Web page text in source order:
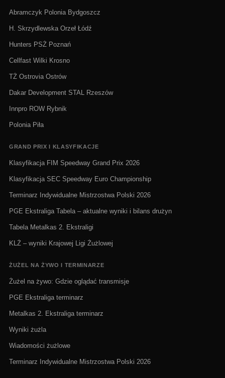
Abramczyk Polonia Bydgoszcz
H. Skrzydlewska Orzeł Łódź
Hunters PSŻ Poznań
Cellfast Wilki Krosno
TŻ Ostrovia Ostrów
Dakar Development STAL Rzeszów
Innpro ROW Rybnik
Polonia Piła
GRAND PRIX I KLASYFIKACJE
Klasyfikacja FIM Speedway Grand Prix 2026
Klasyfikacja SEC Speedway Euro Championship
Terminarz Indywidualne Mistrzostwa Polski 2026
PGE Ekstraliga Tabela – aktualne wyniki i bilans drużyn
Tabela Metalkas 2. Ekstraligi
KLŻ – wyniki Krajowej Ligi Żużlowej
ŻUŻEL NA ŻYWO I TERMINARZE
Żużel na żywo: Gdzie oglądać transmisje
PGE Ekstraliga terminarz
Metalkas 2. Ekstraliga terminarz
Wyniki żużla
Wiadomości żużlowe
Terminarz Indywidualne Mistrzostwa Polski 2026